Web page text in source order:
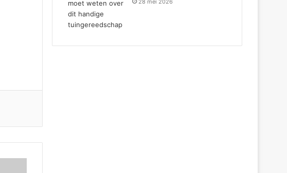
28 mei 2026